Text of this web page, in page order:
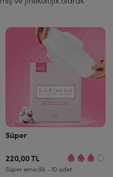
Süper
220,00 TL
Süper emicilik - 10 adet